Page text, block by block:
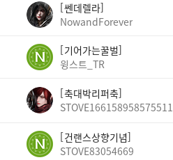
쎈데렐라
NowandForever
기어가는꿀벌
윙스트_TR
축대박리퍼축
STOVE166158958575511
건랜스상향기념
STOVE83054669